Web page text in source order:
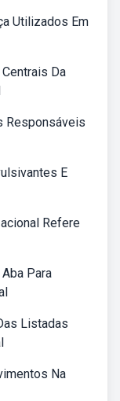
Utilizados Em
Da
Responsáveis
E
Refere
Para
Listadas
Na